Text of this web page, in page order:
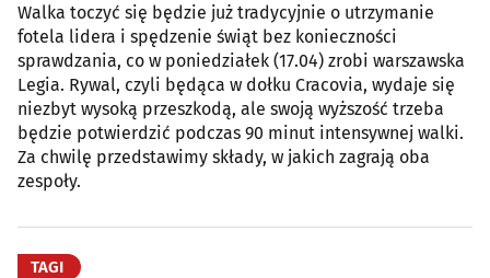
Walka toczyć się będzie już tradycyjnie o utrzymanie
fotela lidera i spędzenie świąt bez konieczności
sprawdzania, co w poniedziałek (17.04) zrobi warszawska
Legia. Rywal, czyli będąca w dołku Cracovia, wydaje się
niezbyt wysoką przeszkodą, ale swoją wyższość trzeba
będzie potwierdzić podczas 90 minut intensywnej walki.
Za chwilę przedstawimy składy, w jakich zagrają oba
zespoły.
TAGI